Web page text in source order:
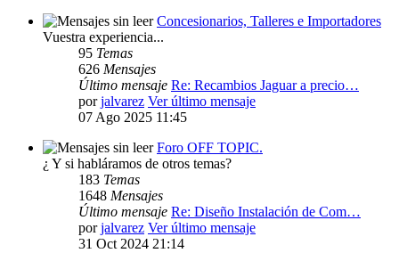
Concesionarios, Talleres e Importadores
Vuestra experiencia...
95 Temas
626 Mensajes
Último mensaje Re: Recambios Jaguar a precio…
porjalvarez Ver último mensaje
07 Ago 2025 11:45
Foro OFF TOPIC.
¿ Y si habláramos de otros temas?
183 Temas
1648 Mensajes
Último mensaje Re: Diseño Instalación de Com…
porjalvarez Ver último mensaje
31 Oct 2024 21:14